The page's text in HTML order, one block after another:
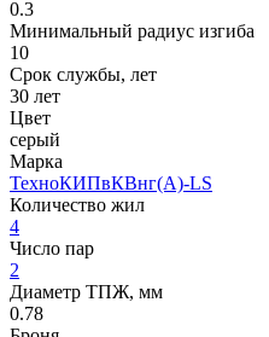
0.3
Минимальный радиус изгиба
10
Срок службы, лет
30 лет
Цвет
серый
Марка
ТехноКИПвКВнг(A)-LS
Количество жил
4
Число пар
2
Диаметр ТПЖ, мм
0.78